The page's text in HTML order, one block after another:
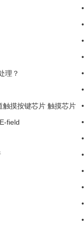
理？
摸按键芯片 触摸芯片
field